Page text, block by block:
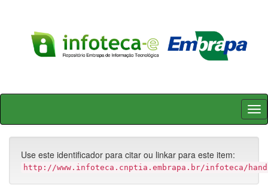
Skip
Use este identificador para citar ou linkar para este item:
http://www.infoteca.cnptia.embrapa.br/infoteca/